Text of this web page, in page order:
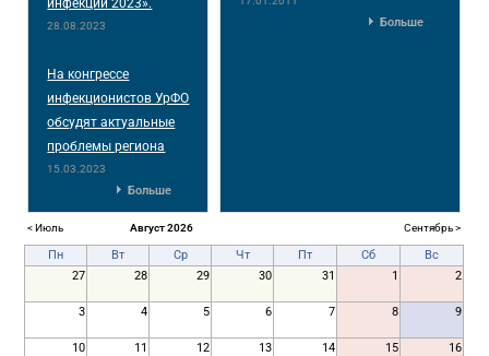
инфекции 2023».
28.08.2023
На конгрессе
инфекционистов УрФО
обсудят актуальные
проблемы региона
15.03.2023
Больше
Больше
< Июль Август 2026 Сентябрь >
Пн Вт Ср Чт Пт Сб
Вс
27
28 29 30 31 1 2
3 4 5 6 7 8 9
10 11 12 13 14 15 16